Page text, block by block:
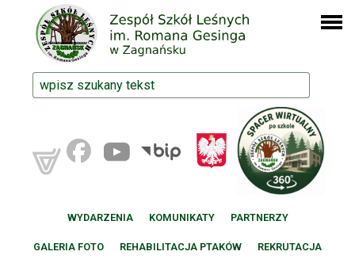
WYDARZENIA KOMUNIKATY PARTNERZY
GALERIA FOTO REHABILITACJA PTAKÓW REKRUTACJA